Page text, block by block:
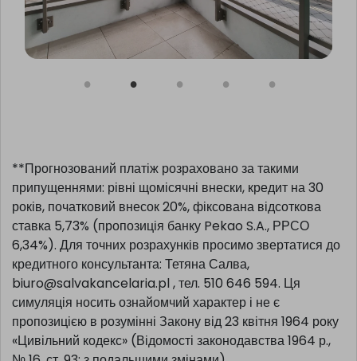
**Прогнозований платіж розраховано за такими
припущеннями: рівні щомісячні внески, кредит на 30
років, початковий внесок 20%, фіксована відсоткова
ставка 5,73% (пропозиція банку Pekao S.A., РРСО
6,34%). Для точних розрахунків просимо звертатися до
кредитного консультанта: Тетяна Салва,
biuro@salvakancelaria.pl , тел. 510 646 594. Ця
симуляція носить ознайомчий характер і не є
пропозицією в розумінні Закону від 23 квітня 1964 року
«Цивільний кодекс» (Відомості законодавства 1964 р.,